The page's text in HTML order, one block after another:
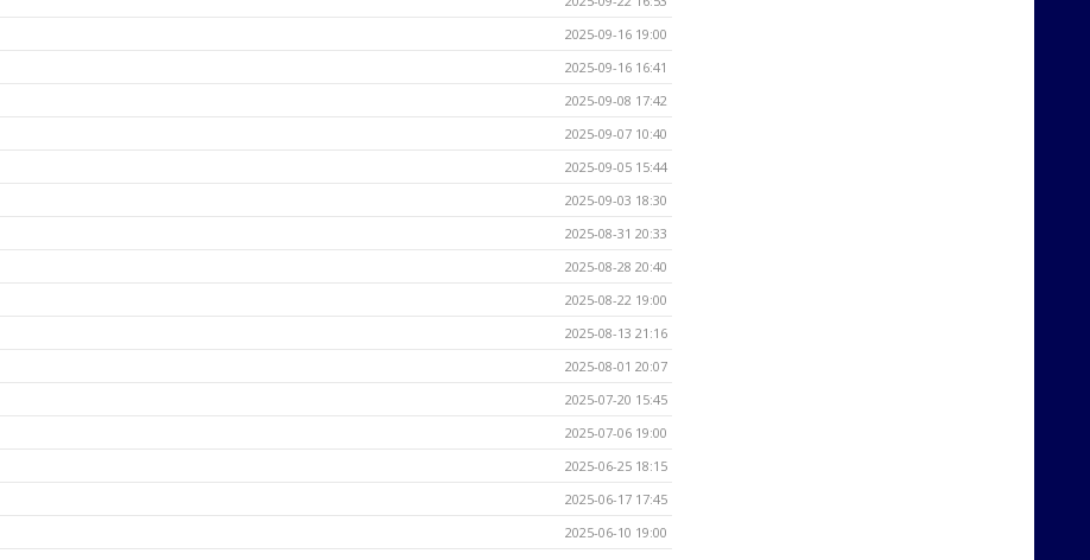
2025-09-16 19:00
2025-09-16 16:41
2025-09-08 17:42
2025-09-07 10:40
2025-09-05 15:44
2025-09-03 18:30
2025-08-31 20:33
2025-08-28 20:40
2025-08-22 19:00
2025-08-13 21:16
2025-08-01 20:07
2025-07-20 15:45
2025-07-06 19:00
2025-06-25 18:15
2025-06-17 17:45
2025-06-10 19:00